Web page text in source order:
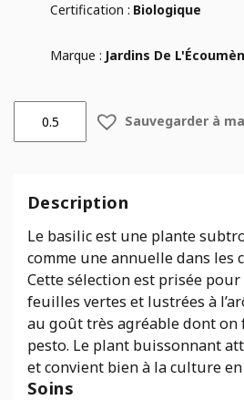
Certification : Biologique
Marque : Jardins De
Basilic
Bio
Jardins
Écoumène
Sauvegarder à
Description
Le basilic est une plante
comme une annuelle dans les
Cette sélection est prisée
feuilles vertes et lustrées à
au goût très agréable dont on
pesto. Le plant buissonnant
et convient bien à la culture
Soins